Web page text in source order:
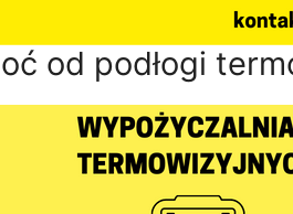
od podłogi